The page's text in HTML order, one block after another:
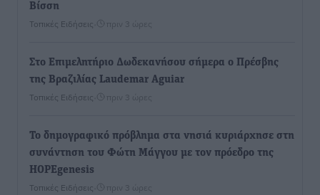
Βίσση
Τοπικές Ειδήσεις πριν 3 ώρες
Στο Επιμελητήριο Δωδεκανήσου σήμερα ο Πρέσβης
της Βραζιλίας Laudemar Aguiar
Τοπικές Ειδήσεις πριν 3 ώρες
To δημογραφικό πρόβλημα στα νησιά κυριάρχησε στη
συνάντηση του Φώτη Μάγγου με τον πρόεδρο της
HOPEgenesis
Τοπικές Ειδήσεις πριν 3 ώρες